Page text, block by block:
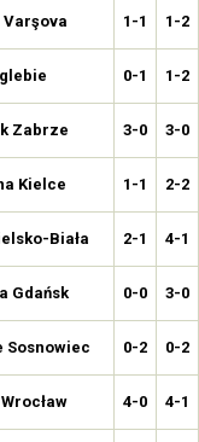
Varşova 1-1 1-2
0-1 1-2
Zabrze 3-0 3-0
Kielce 1-1 2-2
Biała 2-1 4-1
Gdańsk 0-0 3-0
Sosnowiec 0-2 0-2
4-0 4-1